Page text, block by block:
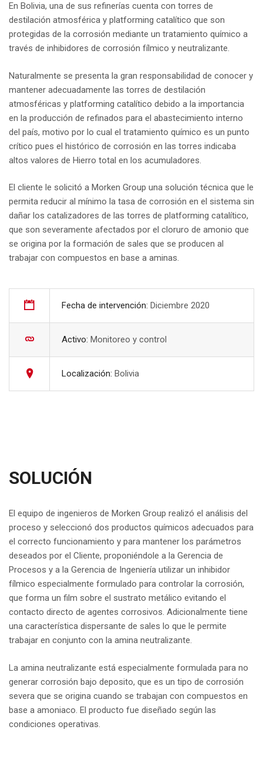
En Bolivia, una de sus refinerías cuenta con torres de
destilación atmosférica y platforming catalítico que son
protegidas de la corrosión mediante un tratamiento químico a
través de inhibidores de corrosión fílmico y neutralizante.
Naturalmente se presenta la gran responsabilidad de conocer y
mantener adecuadamente las torres de destilación
atmosféricas y platforming catalítico debido a la importancia
en la producción de refinados para el abastecimiento interno
del país, motivo por lo cual el tratamiento químico es un punto
crítico pues el histórico de corrosión en las torres indicaba
altos valores de Hierro total en los acumuladores.
El cliente le solicitó a Morken Group una solución técnica que le
permita reducir al mínimo la tasa de corrosión en el sistema sin
dañar los catalizadores de las torres de platforming catalítico,
que son severamente afectados por el cloruro de amonio que
se origina por la formación de sales que se producen al
trabajar con compuestos en base a aminas.
Fecha de intervención: Diciembre 2020
Activo: Monitoreo y control
Localización: Bolivia
SOLUCIÓN
El equipo de ingenieros de Morken Group realizó el análisis del
proceso y seleccionó dos productos químicos adecuados para
el correcto funcionamiento y para mantener los parámetros
deseados por el Cliente, proponiéndole a la Gerencia de
Procesos y a la Gerencia de Ingeniería utilizar un inhibidor
fílmico especialmente formulado para controlar la corrosión,
que forma un film sobre el sustrato metálico evitando el
contacto directo de agentes corrosivos. Adicionalmente tiene
una característica dispersante de sales lo que le permite
trabajar en conjunto con la amina neutralizante.
La amina neutralizante está especialmente formulada para no
generar corrosión bajo deposito, que es un tipo de corrosión
severa que se origina cuando se trabajan con compuestos en
base a amoniaco. El producto fue diseñado según las
condiciones operativas.